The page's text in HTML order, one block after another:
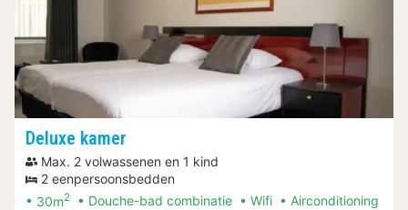
Deluxe kamer
Max. 2 volwassenen en 1 kind
2 eenpersoonsbedden
30m2 Douche-bad combinatie Wifi Airconditioning